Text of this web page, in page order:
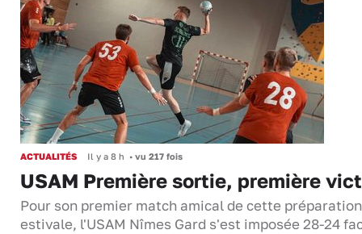
ACTUALITÉS Il y a 8 h • vu 217 fois
USAM Première sortie, première
Pour son premier match amical de cette préparation
estivale, l'USAM Nîmes Gard s'est imposée 28-24